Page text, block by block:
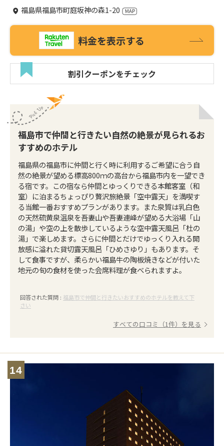
福島県福島市町庭坂神の森1-20
料金を表示する
割引クーポンをチェック
福島市で仲間と行きたい自然の絶景が見られるお
すすめのホテル
福島県の福島市に仲間と行く時に利用するご希望に合う自
然の絶景が望める標高800ｍの高台から福島市内を一望でき
る宿です。この宿なら仲間とゆっくりできる本館客室（和
室）に泊まるちょっぴり贅沢旅絶景「空中露天」を満喫す
る当館一番おすすめプランがあります。また泉質は乳白色
の天然硫黄泉温泉を吾妻山や吾妻連峰が望める大浴場「山
の湯」や空の上を散歩しているような空中露天風呂「杜の
湯」で楽しめます。さらに仲間とだけでゆっくり入れる開
放感に溢れた貸切露天風呂「ひめさゆり」もあります。そ
して食事ですが、柔らかい福島牛の陶板焼きなどが付いた
地元の旬の食材を使った会席料理が食べられますよ。
回答された質問 : 福島市で仲間と行きたいおすすめのホテルを教えて下
さい
すべての口コミ（1件）を見る
14